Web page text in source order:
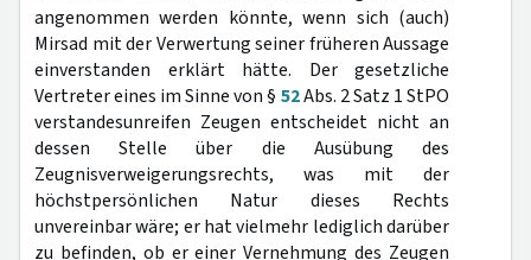
angenommen werden könnte, wenn sich (auch)
Mirsad mit der Verwertung seiner früheren Aussage
einverstanden erklärt hätte. Der gesetzliche
Vertreter eines im Sinne von § 52Abs. 2 Satz 1 StPO
verstandesunreifen Zeugen entscheidet nicht an
dessen Stelle über die Ausübung des
Zeugnisverweigerungsrechts, was mit der
höchstpersönlichen Natur dieses Rechts
unvereinbar wäre; er hat vielmehr lediglich darüber
zu befinden, ob er einer Vernehmung des Zeugen